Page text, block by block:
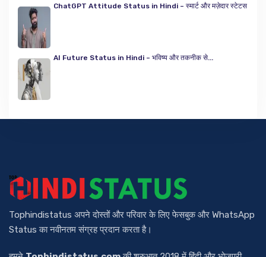
ChatGPT Attitude Status in Hindi – स्मार्ट और मज़ेदार स्टेटस
AI Future Status in Hindi – भविष्य और तकनीक से...
Tophindistatus अपने दोस्तों और परिवार के लिए फेसबुक और WhatsApp
Status का नवीनतम संग्रह प्रदान करता है।